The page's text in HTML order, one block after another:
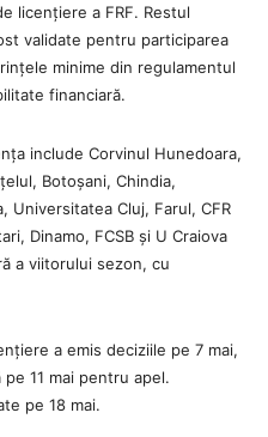
licențiere a FRF. Restul
validate pentru participarea
minime din regulamentul
financiară.
include Corvinul Hunedoara,
Botoșani, Chindia,
Universitatea Cluj, Farul, CFR
Dinamo, FCSB și U Craiova
a viitorului sezon, cu
a emis deciziile pe 7 mai,
11 mai pentru apel.
pe 18 mai.